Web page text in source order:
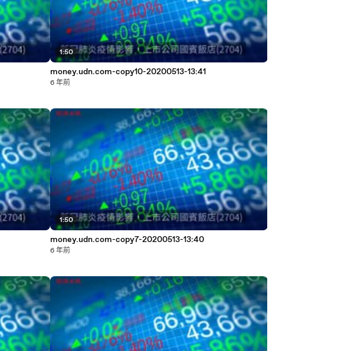
1:50
money.udn.com-copy10-20200513-13:41
6 年前
1:50
money.udn.com-copy7-20200513-13:40
6 年前